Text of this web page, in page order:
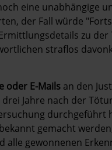
eine unabhängige
der Fall würde
zu der
straflos
oder E-Mails an den
Jahre nach der
durchgeführt
gemacht
gewonnenen